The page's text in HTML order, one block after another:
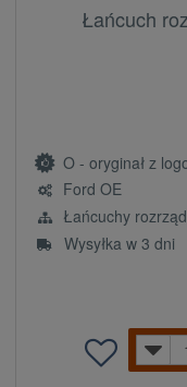
Łańcuch
O - oryginał z
Ford OE
Łańcuchy
Wysyłka w 3 dni